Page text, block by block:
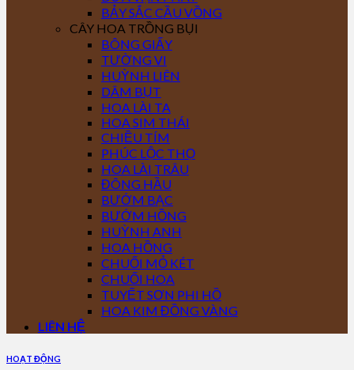
BẢY SẮC CẦU VỒNG
CÂY HOA TRỒNG BỤI
BÔNG GIẤY
TƯỜNG VI
HUỲNH LIÊN
DÂM BỤT
HOA LÀI TA
HOA SIM THÁI
CHIỀU TÍM
PHÚC LỘC THỌ
HOA LÀI TRÂU
ĐÔNG HẦU
BƯỚM BẠC
BƯỚM HỒNG
HUỲNH ANH
HOA HỒNG
CHUỐI MỎ KÉT
CHUỐI HOA
TUYẾT SƠN PHI HỒ
HOA KIM ĐỒNG VÀNG
LIÊN HỆ
HOẠT ĐỘNG